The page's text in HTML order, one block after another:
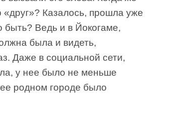
Казалось, прошла уже
быть? Ведь и в Йокогаме,
была и видеть,
Даже в социальной сети,
у нее было не меньше
родном городе было